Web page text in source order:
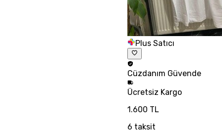
Plus Satıcı
Cüzdanım Güvende
Ücretsiz Kargo
1.600 TL
6 taksit